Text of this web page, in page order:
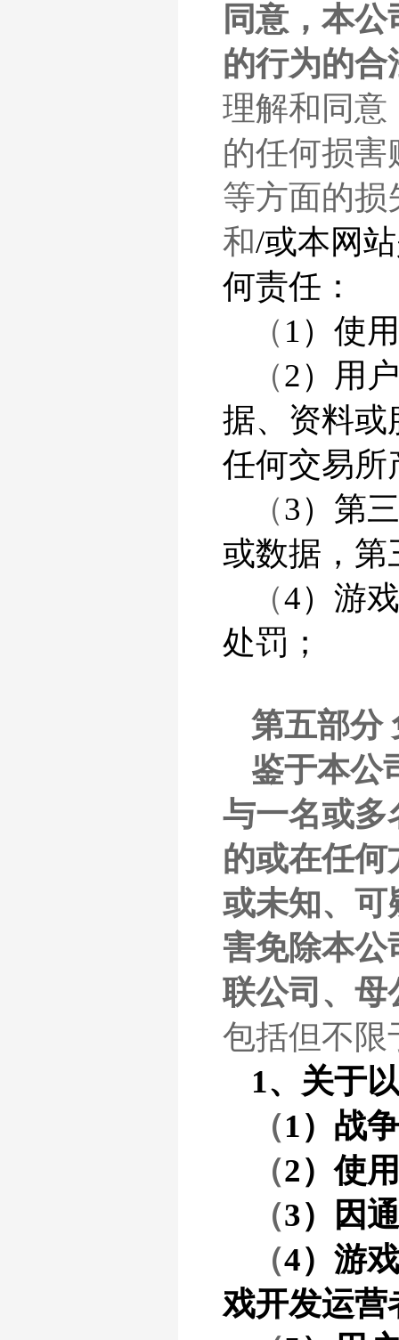
同意，本
的行为的
理解和同意
的任何损
等方面的损
和/或本网
何责任：
（ 1）使
（2）用
据、资料或
任何交易所
（3）第
或数据，第
（4）游
处罚；
第五部分
鉴于本公
与一名或多
的或在任
或未知、可
害免除本公
联公司、母
包括但不限
1、关于
（1）战
（2）使
（3）因
（4）游
戏开发运营